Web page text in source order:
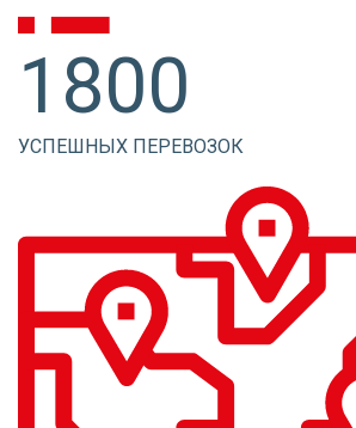
1800
УСПЕШНЫХ ПЕРЕВОЗОК